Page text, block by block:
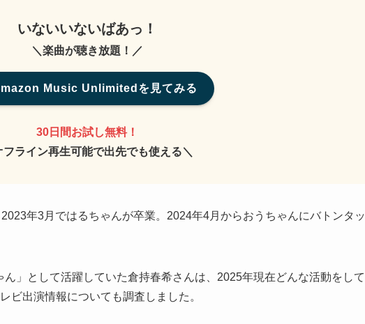
いないいないばあっ！
＼楽曲が聴き放題！／
Music Unlimitedを見てみる
30日間お試し無料！
フライン再生可能で出先でも使える＼
年3月ではるちゃんが卒業。2024年4月からおうちゃんにバトンタッ
」として活躍していた倉持春希さんは、2025年現在どんな活動をして
ビ出演情報についても調査しました。